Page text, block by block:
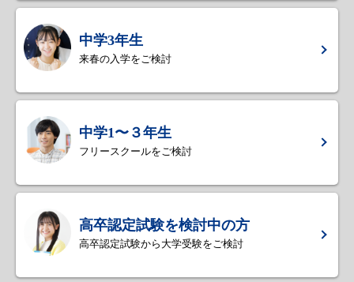
中学3年生
来春の入学をご検討
中学1〜３年生
フリースクールをご検討
高卒認定試験を検討中の方
高卒認定試験から大学受験をご検討